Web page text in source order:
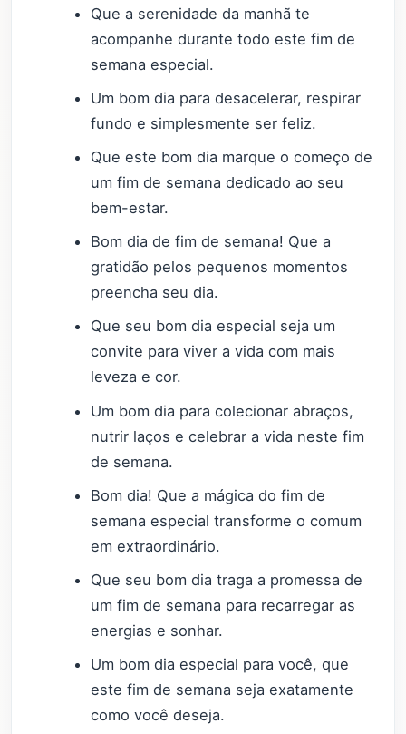
Que a serenidade da manhã te
acompanhe durante todo este fim de
semana especial.
Um bom dia para desacelerar, respirar
fundo e simplesmente ser feliz.
Que este bom dia marque o começo de
um fim de semana dedicado ao seu
bem-estar.
Bom dia de fim de semana! Que a
gratidão pelos pequenos momentos
preencha seu dia.
Que seu bom dia especial seja um
convite para viver a vida com mais
leveza e cor.
Um bom dia para colecionar abraços,
nutrir laços e celebrar a vida neste fim
de semana.
Bom dia! Que a mágica do fim de
semana especial transforme o comum
em extraordinário.
Que seu bom dia traga a promessa de
um fim de semana para recarregar as
energias e sonhar.
Um bom dia especial para você, que
este fim de semana seja exatamente
como você deseja.